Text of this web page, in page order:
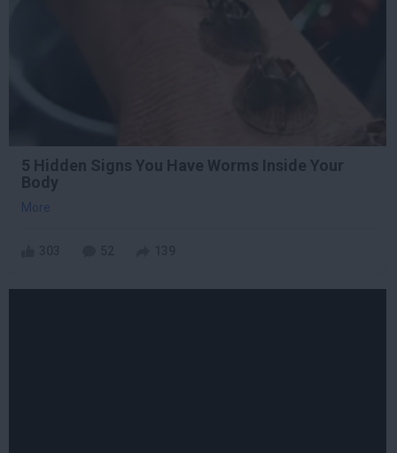
5 Hidden Signs You Have Worms Inside Your
Body
More